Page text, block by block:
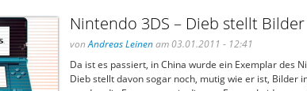
Nintendo 3DS – Dieb stellt
vonAndreas Leinenam 03.01.2011 - 12:41
Da ist es passiert, in China wurde ein Exemplar des
Dieb stellt davon sogar noch, mutig wie er ist, Bilder